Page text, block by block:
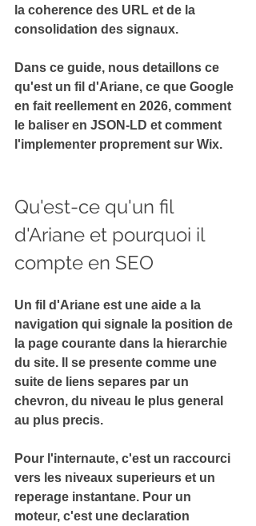
la coherence des URL et de la
consolidation des signaux.
Dans ce guide, nous detaillons ce
qu'est un fil d'Ariane, ce que Google
en fait reellement en 2026, comment
le baliser en JSON-LD et comment
l'implementer proprement sur Wix.
Qu'est-ce qu'un fil
d'Ariane et pourquoi il
compte en SEO
Un fil d'Ariane est une aide a la
navigation qui signale la position de
la page courante dans la hierarchie
du site. Il se presente comme une
suite de liens separes par un
chevron, du niveau le plus general
au plus precis.
Pour l'internaute, c'est un raccourci
vers les niveaux superieurs et un
reperage instantane. Pour un
moteur, c'est une declaration